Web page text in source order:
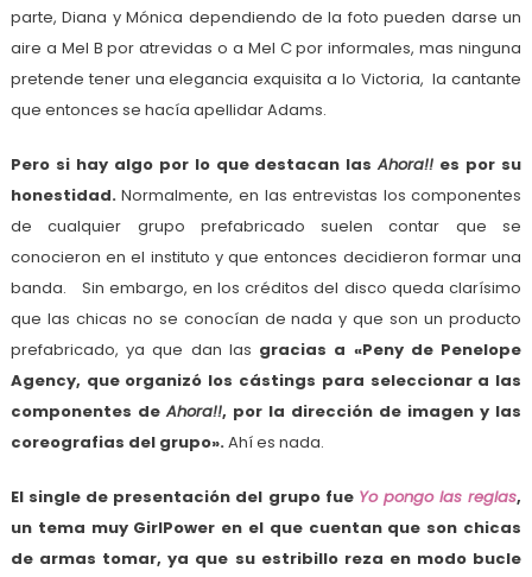
parte, Diana y Mónica dependiendo de la foto pueden darse un
aire a Mel B por atrevidas o a Mel C por informales, mas ninguna
pretende tener una elegancia exquisita a lo Victoria, la cantante
que entonces se hacía apellidar Adams.
Pero si hay algo por lo que destacan lasAhora!! es por su
honestidad.Normalmente, en las entrevistas los componentes
de cualquier grupo prefabricado suelen contar que se
conocieron en el instituto y que entonces decidieron formar una
banda. Sin embargo, en los créditos del disco queda clarísimo
que las chicas no se conocían de nada y que son un producto
prefabricado, ya que dan las gracias a «Peny de Penelope
Agency, que organizó los cástings para seleccionar a las
componentes deAhora!!, por la dirección de imagen y las
coreografias del grupo».Ahí es nada.
El single de presentación del grupo fue Yo pongo las reglas,
un tema muy GirlPower en el que cuentan que son chicas
de armas tomar, ya que su estribillo reza en modo bucle